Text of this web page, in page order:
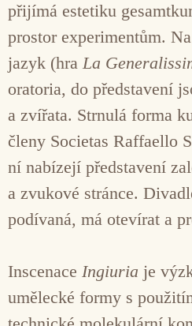
přijímá estetiku
prostor experimentům.
jazyk (hra La
oratoria, do představení
a zvířata. Strnulá forma
členy Societas Raffaello
ní nabízejí představení
a zvukové stránce.
podívaná, má otevírat a
Inscenace Ingiuria je
umělecké formy s